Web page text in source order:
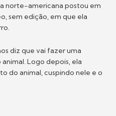
norte-americana postou em
sem edição, em que ela
diz que vai fazer uma
Logo depois, ela
do animal, cuspindo nele e o